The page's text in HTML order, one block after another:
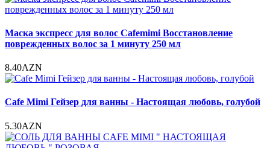
Маска экспресс для волос Cafemimi Восстановление
поврежденных волос за 1 минуту 250 мл
8.40AZN
Cafe Mimi Гейзер для ванны - Настоящая любовь, голубой
5.30AZN